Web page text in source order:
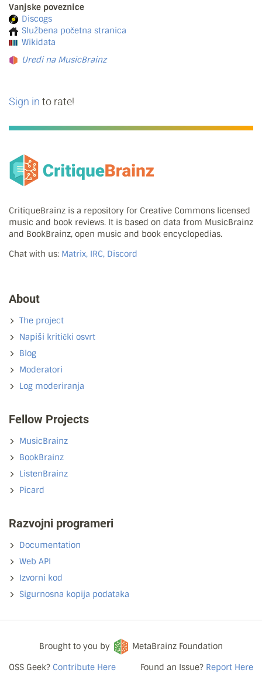
Vanjske poveznice
Discogs
Službena početna stranica
Wikidata
Uredi na MusicBrainz
Sign in to rate!
CritiqueBrainz is a repository for Creative Commons licensed
music and book reviews. It is based on data from MusicBrainz
and BookBrainz, open music and book encyclopedias.
Chat with us: Matrix, IRC, Discord
About
The project
Napiši kritički osvrt
Blog
Moderatori
Log moderiranja
Fellow Projects
MusicBrainz
BookBrainz
ListenBrainz
Picard
Razvojni programeri
Documentation
Web API
Izvorni kod
Sigurnosna kopija podataka
OSS Geek? Contribute Here
Brought to you by
MetaBrainz Foundation
Found an Issue? Report Here